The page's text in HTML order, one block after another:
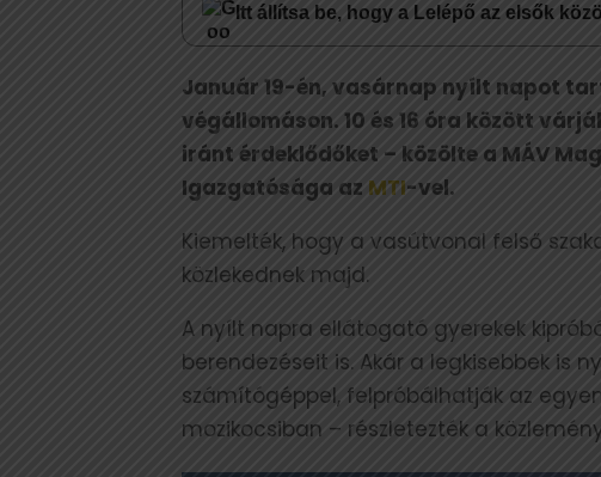
Itt állítsa be, hogy a Lelépő az elsők
Január 19-én, vasárnap nyílt napot
végállomáson. 10 és 16 óra között
iránt érdeklődőket – közölte a MÁV
Igazgatósága az MTI-vel.
Kiemelték, hogy a vasútvonal felső
közlekednek majd.
A nyílt napra ellátogató gyerekek
berendezéseit is. Akár a legkisebbek is
számítógéppel, felpróbálhatják az
mozikocsiban – részletezték a